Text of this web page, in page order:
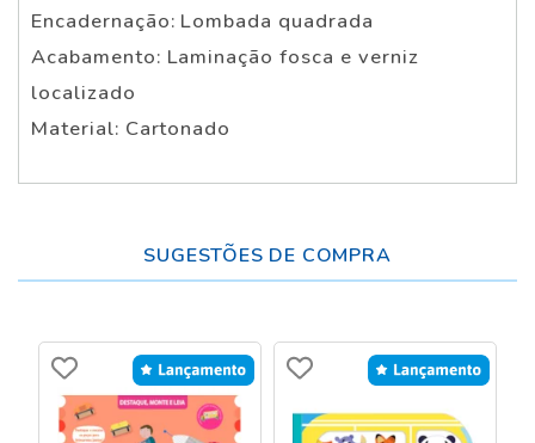
Encadernação: Lombada quadrada
Acabamento: Laminação fosca e verniz
localizado
Material: Cartonado
SUGESTÕES DE COMPRA